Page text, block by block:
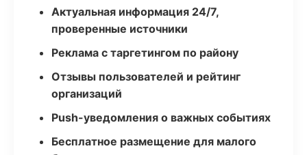
Актуальная информация 24/7,
проверенные источники
Реклама с таргетингом по району
Отзывы пользователей и рейтинг
организаций
Push-уведомления о важных событиях
Бесплатное размещение для малого